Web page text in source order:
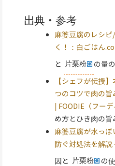
出典・参考
麻婆豆腐のレシ
く！：白ごはん
と 片栗粉
の量
【シェフが伝授
つのコツで肉の旨
| FOODIE（フーデ
め方とひき肉の
麻婆豆腐が水っ
防ぐ対処法を解説
因と 片栗粉
の